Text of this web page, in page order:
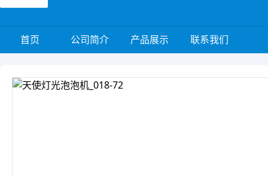
首页 公司简介 产品展示 联系我们